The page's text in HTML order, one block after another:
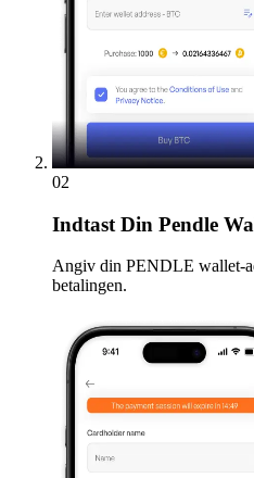
02
Indtast Din Pendle
Angiv din PENDLE wallet-
betalingen.